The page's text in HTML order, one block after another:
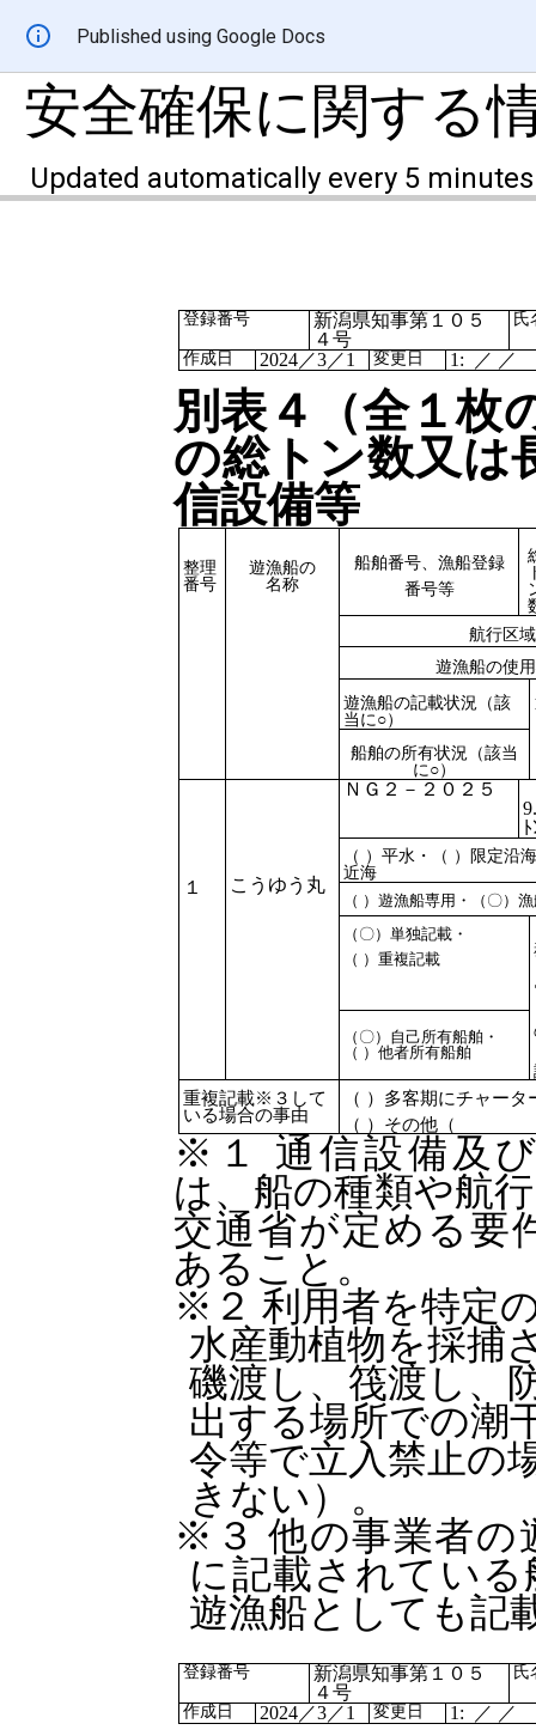
Published using Google Docs
安全確保に関する
Updated automatically every 5 minutes
登録番号
新潟県知事第１０５
４号
氏
作成日 2024／3／1 変更日 1: ／ ／
別表４（全１枚
の総トン数又は
信設備等
整理
番号
遊漁船の
名称
船舶番号、漁船登録
番号等
航行区
遊漁船の使
遊漁船の記載状況（該
当に○）
船舶の所有状況（該当
に○）
１ こうゆう丸
ＮＧ２－２０２５
（ ）平水・（ ）限定沿
近海
（ ）遊漁船専用・（ 〇）
（ 〇）単独記載・
（ ）重複記載
（ 〇）自己所有船舶・
（ ）他者所有船舶
重複記載※３して
いる場合の事由
（ ）多客期にチャー
（ ）その他
※１ 通信設備及
は、船の種類や航
交通省が定める要
あること。
※２ 利用者を特定
水産動植物を採捕
磯渡し、筏渡し、
出する場所での潮
令等で立入禁止の
きない）。
※３ 他の事業者の
に記載されてい
遊漁船としても記
登録番号
新潟県知事第１０５
４号
氏
作成日 2024／3／1 変更日 1: ／ ／